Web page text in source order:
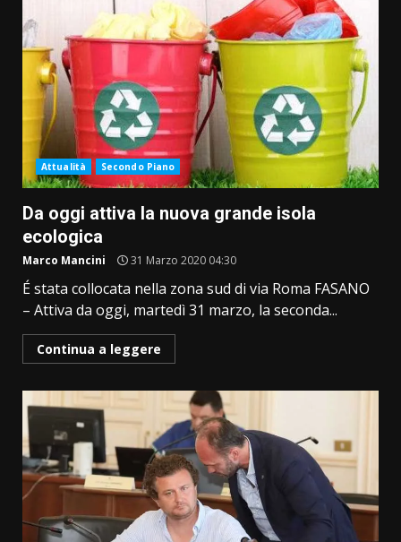
Attualità Secondo Piano
Da oggi attiva la nuova grande isola
ecologica
Marco Mancini 31 Marzo 2020 04:30
É stata collocata nella zona sud di via Roma FASANO
– Attiva da oggi, martedì 31 marzo, la seconda...
Continua a leggere